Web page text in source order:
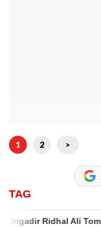
1 2 >
TAG
Ridhal Ali Tomi